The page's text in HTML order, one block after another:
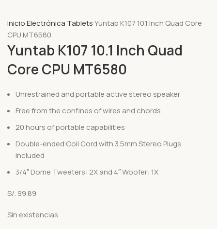
InicioElectrónica TabletsYuntab K107 10.1 Inch Quad Core
CPU MT6580
Yuntab K107 10.1 Inch Quad
Core CPU MT6580
Unrestrained and portable active stereo speaker
Free from the confines of wires and chords
20 hours of portable capabilities
Double-ended Coil Cord with 3.5mm Stereo Plugs
Included
3/4″ Dome Tweeters: 2X and 4″ Woofer: 1X
S/. 99.89
Sin existencias